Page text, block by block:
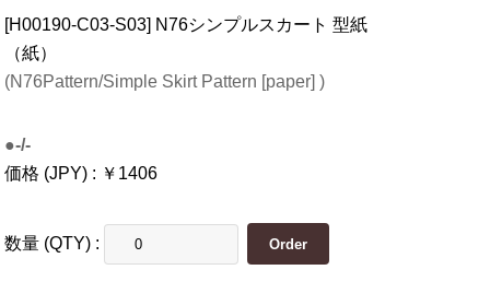
[H00190-C03-S03] N76シンプルスカート 型紙
（紙）
(N76Pattern/Simple Skirt Pattern [paper] )
●-/-
価格 (JPY) : ￥1406
数量 (QTY) :